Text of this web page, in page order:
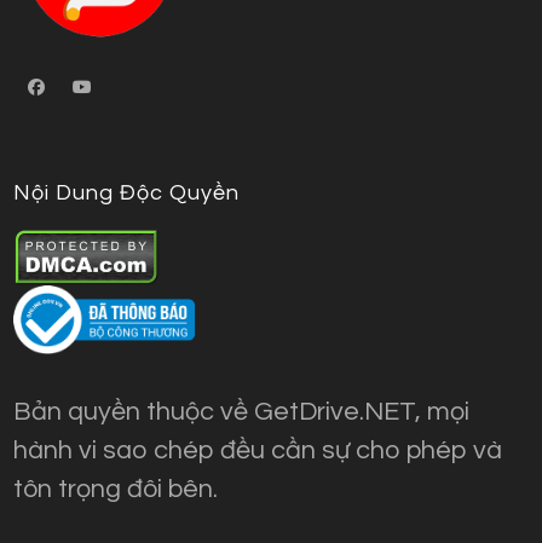
Nội Dung Độc Quyền
Bản quyền thuộc về GetDrive.NET, mọi
hành vi sao chép đều cần sự cho phép và
tôn trọng đôi bên.